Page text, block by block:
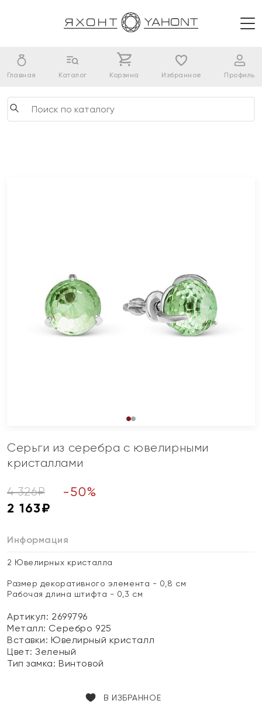
Главная Каталог Корзина Избранное Профиль
Серьги из серебра с ювелирными
кристаллами
4 326₽ -50%
2 163₽
Информация
2 Ювелирных кристалла
Размер декоративного элемента - 0,8 см
Рабочая длина штифта - 0,3 см
Артикул: 2699796
Металл: Серебро 925
Вставки:Ювелирный кристалл
Цвет:Зеленый
Тип замка:Винтовой
В ИЗБРАННОЕ